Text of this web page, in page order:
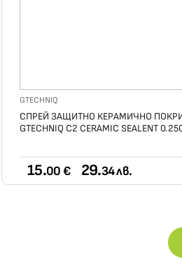
GTECHNIQ
СПРЕЙ ЗАЩИТНО КЕРАМИЧНО
GTECHNIQ C2 CERAMIC SEALENT
15.00 € 29.34 лв.